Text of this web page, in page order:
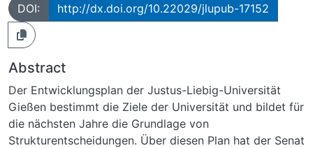
DOI: http://dx.doi.org/10.22029/jlupub-17152
Abstract
Der Entwicklungsplan der Justus-Liebig-Universität
Gießen bestimmt die Ziele der Universität und bildet für
die nächsten Jahre die Grundlage von
Strukturentscheidungen. Über diesen Plan hat der Senat